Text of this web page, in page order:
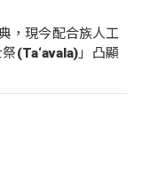
，現今配合族人工
(Ta‘avala)」凸顯